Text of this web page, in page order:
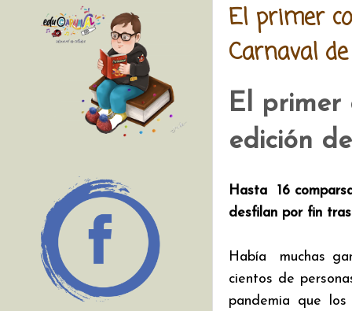
El primer
Carnaval
El primer
edición
Hasta  16
desfilan por fin
Había  muchas
cientos de
pandemia que